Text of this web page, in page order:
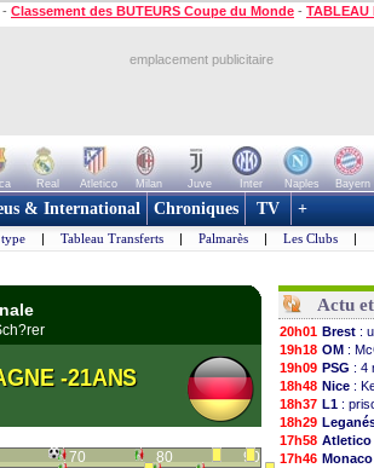
- Classement des BUTEURS Coupe du Monde - TABLEAU
emplacement publicitaire
Real Atletico Milan Juve Inter Naples Bayern
& International Chroniques TV +
| Tableau Transferts | Palmarès | Les Clubs |
-21ANS
70 80 90
Actu
20h01 Brest :
19h18 OM :
19h09 PSG : 4
18h48 Nice :
18h37 L1 :
18h29
17h58 Atletico
17h46 Monaco